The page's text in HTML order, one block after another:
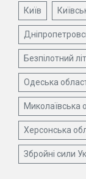
Київ
Безпілотний
Одеська
Миколаївська
Херсонська
Збройні сили